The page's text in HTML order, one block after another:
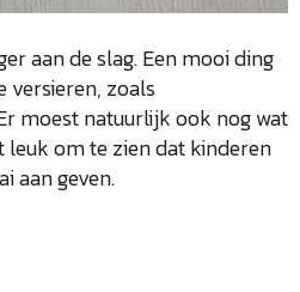
aan de slag. Een mooi ding
versieren, zoals
moest natuurlijk ook nog wat
leuk om te zien dat kinderen
aan geven.